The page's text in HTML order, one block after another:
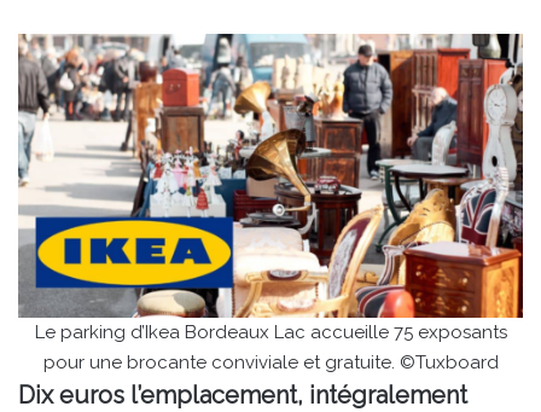
Le parking d’Ikea Bordeaux Lac accueille 75 exposants
pour une brocante conviviale et gratuite. ©Tuxboard
Dix euros l’emplacement, intégralement